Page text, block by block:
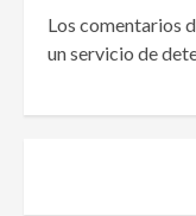
Los comentarios
un servicio de